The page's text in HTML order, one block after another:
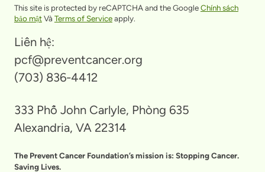
This site is protected by reCAPTCHA and the GoogleChính sách
bảo mậtVà Terms of Serviceapply.
Liên hệ:
pcf@preventcancer.org
(703) 836-4412
333 Phố John Carlyle, Phòng 635
Alexandria, VA 22314
The Prevent Cancer Foundation’s mission is: Stopping Cancer.
Saving Lives.